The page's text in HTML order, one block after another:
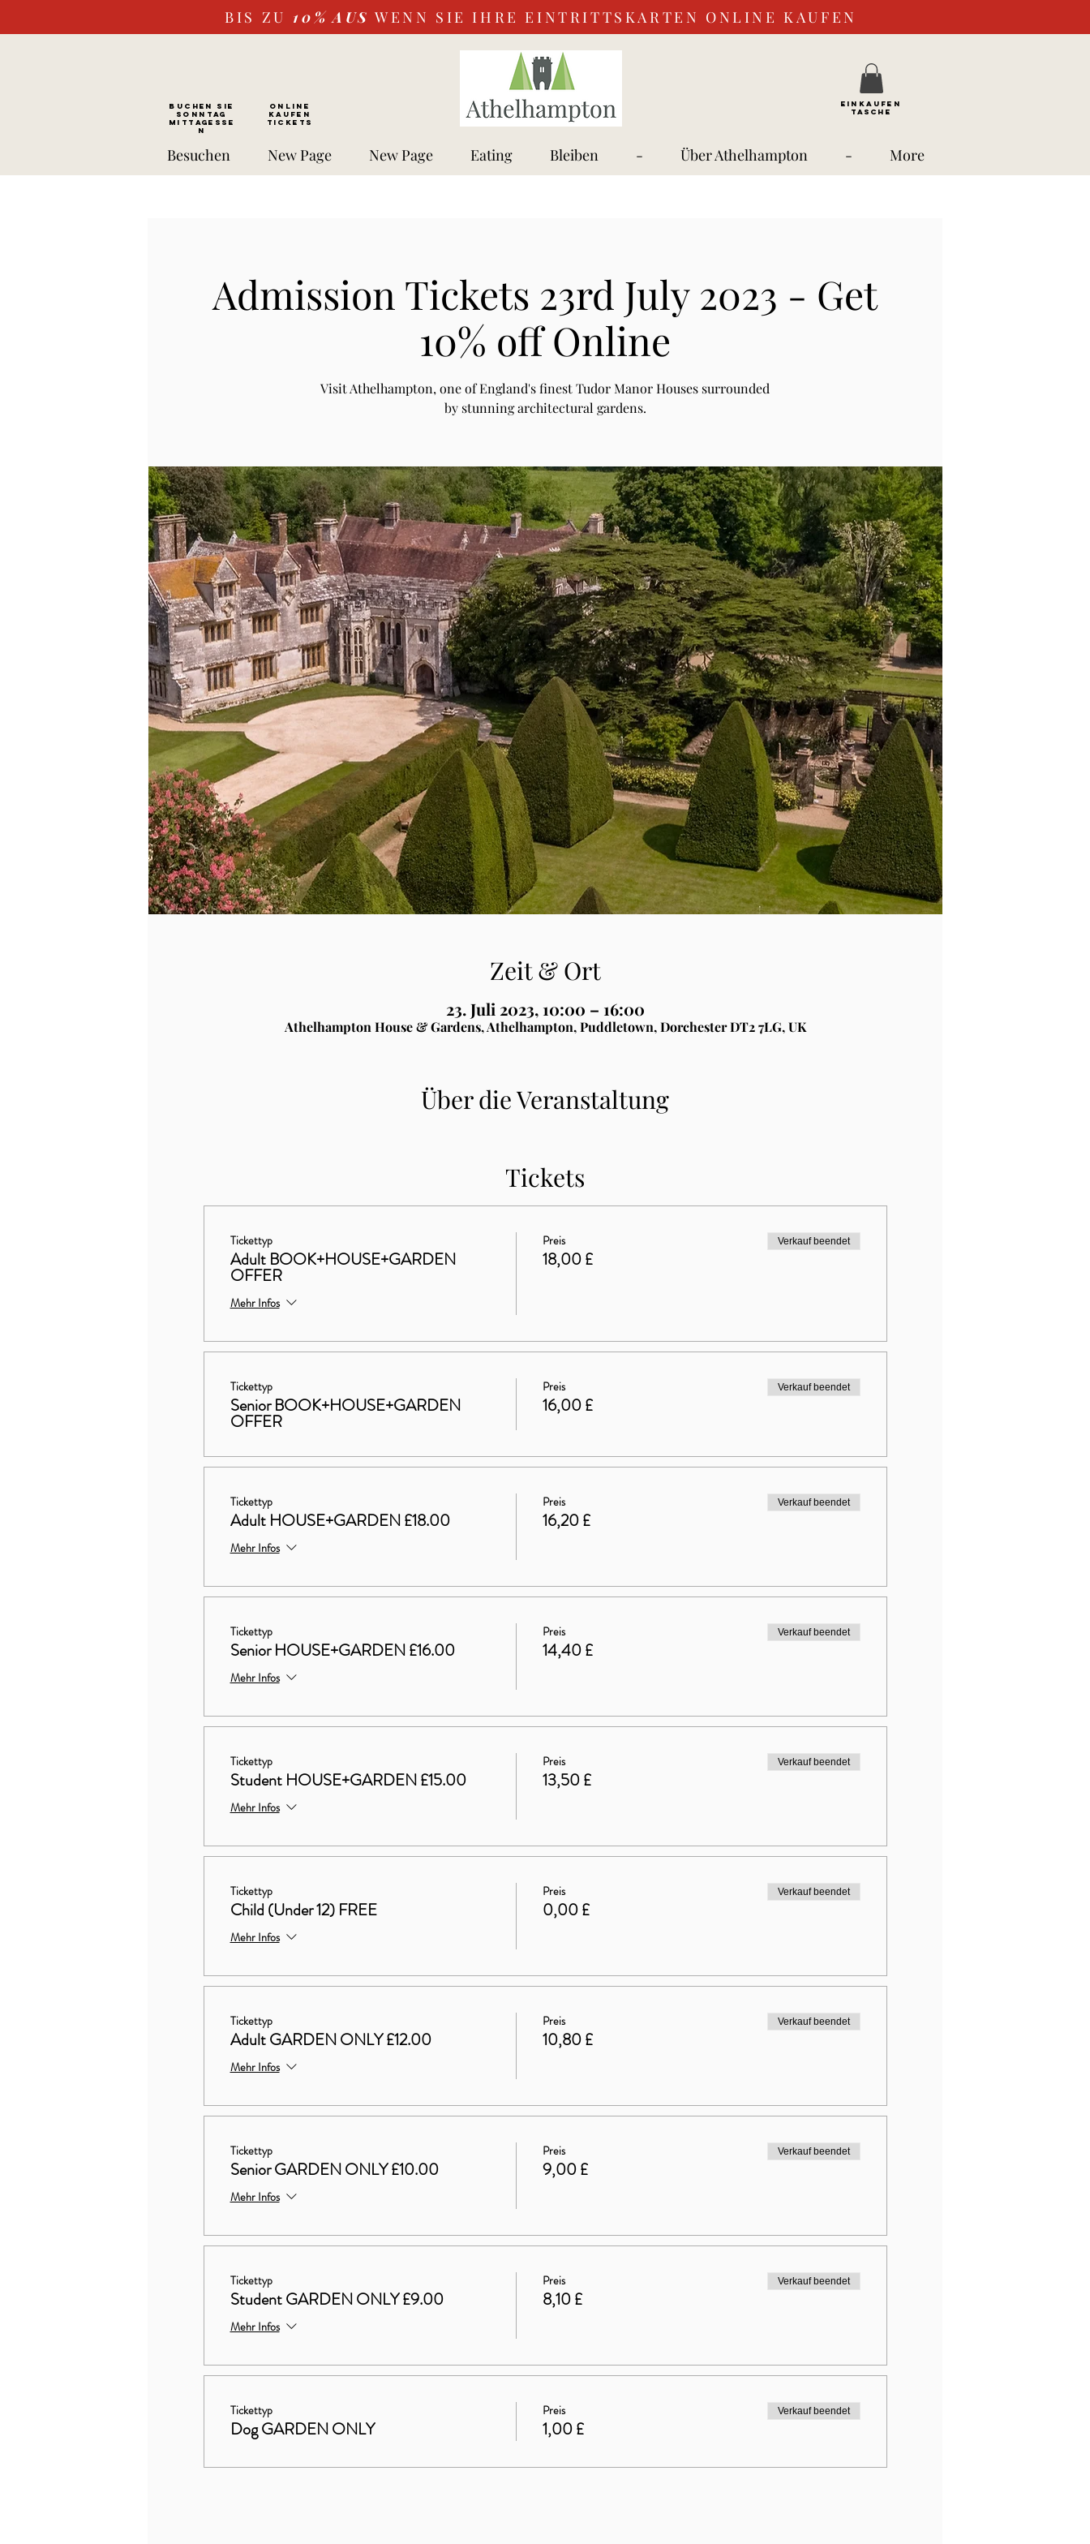
BIS ZU 10% AUS WENN SIE IHRE EINTRITTSKARTEN ONLINE KAUFEN
BUCHEN SIE
SONNTAG
Mittagesse
n
ONLINE
kaufen
Tickets
EINKAUFEN
TASCHE
Besuchen New Page New Page Eating Bleiben - Über Athelhampton - More
Admission Tickets 23rd July 2023 - Get
10% off Online
Visit Athelhampton, one of England's finest Tudor Manor Houses surrounded
by stunning architectural gardens.
Zeit & Ort
23. Juli 2023, 10:00 – 16:00
Athelhampton House & Gardens, Athelhampton, Puddletown, Dorchester DT2 7LG, UK
Über die Veranstaltung
Tickets
Tickettyp
Adult BOOK+HOUSE+GARDEN
OFFER
Mehr Infos
Preis
18,00 £
Verkauf beendet
Tickettyp
Senior BOOK+HOUSE+GARDEN
OFFER
Preis
16,00 £
Verkauf beendet
Tickettyp
Adult HOUSE+GARDEN £18.00
Mehr Infos
Preis
16,20 £
Verkauf beendet
Tickettyp
Senior HOUSE+GARDEN £16.00
Mehr Infos
Preis
14,40 £
Verkauf beendet
Tickettyp
Student HOUSE+GARDEN £15.00
Mehr Infos
Preis
13,50 £
Verkauf beendet
Tickettyp
Child (Under 12) FREE
Mehr Infos
Preis
0,00 £
Verkauf beendet
Tickettyp
Adult GARDEN ONLY £12.00
Mehr Infos
Preis
10,80 £
Verkauf beendet
Tickettyp
Senior GARDEN ONLY £10.00
Mehr Infos
Preis
9,00 £
Verkauf beendet
Tickettyp
Student GARDEN ONLY £9.00
Mehr Infos
Preis
8,10 £
Verkauf beendet
Tickettyp
Dog GARDEN ONLY
Preis
1,00 £
Verkauf beendet